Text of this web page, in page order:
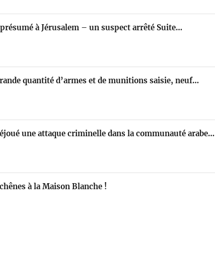
à Jérusalem – un suspect arrêté Suite…
quantité d’armes et de munitions saisie, neuf…
une attaque criminelle dans la communauté arabe…
à la Maison Blanche !